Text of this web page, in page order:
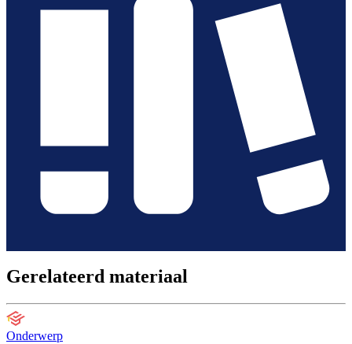
Gerelateerd materiaal
Onderwerp